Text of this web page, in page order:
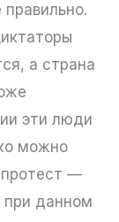
а страна
эти люди
можно
протест —
при данном